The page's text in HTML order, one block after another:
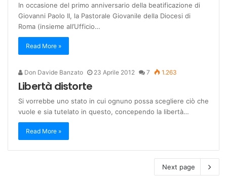
In occasione del primo anniversario della beatificazione di
Giovanni Paolo II, la Pastorale Giovanile della Diocesi di
Roma (insieme all’Ufficio…
Read More »
Don Davide Banzato 23 Aprile 2012 7 1.263
Libertà distorte
Si vorrebbe uno stato in cui ognuno possa scegliere ciò che
vuole e sia tutelato in questo, concependo la libertà…
Read More »
Next page